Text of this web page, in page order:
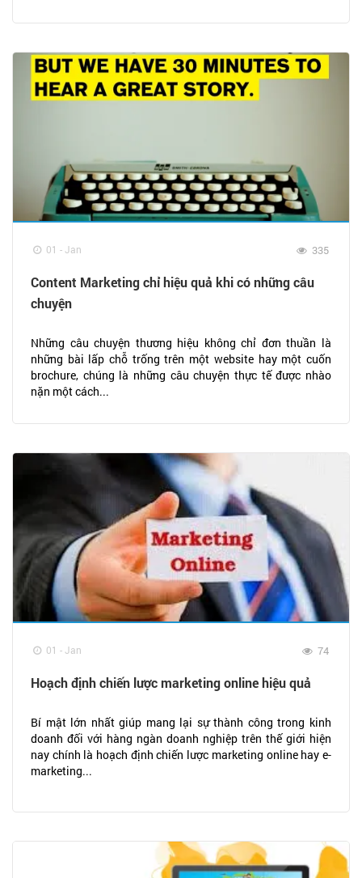
01 - Jan 335
Content Marketing chỉ hiệu quả khi có những câu
chuyện
Những câu chuyện thương hiệu không chỉ đơn thuần là
những bài lấp chỗ trống trên một website hay một cuốn
brochure, chúng là những câu chuyện thực tế được nhào
nặn một cách...
01 - Jan 74
Hoạch định chiến lược marketing online hiệu quả
Bí mật lớn nhất giúp mang lại sự thành công trong kinh
doanh đối với hàng ngàn doanh nghiệp trên thế giới hiện
nay chính là hoạch định chiến lược marketing online hay e-
marketing...